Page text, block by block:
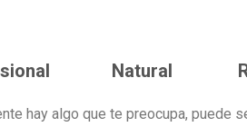
Natural
hay algo que te preocupa, puede